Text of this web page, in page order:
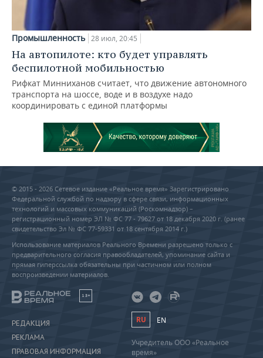
Промышленность 28 июл, 20:45
На автопилоте: кто будет управлять
беспилотной мобильностью
Рифкат Минниханов считает, что движение автономного
транспорта на шоссе, воде и в воздухе надо
координировать с единой платформы
© 2015 - 2026 Сетевое издание «Реальное время» Зарегистрировано
Федеральной службой по надзору в сфере связи, информационных
технологий и массовых коммуникаций (Роскомнадзор) –
регистрационный номер ЭЛ № ФС 77 - 79627 от 18 декабря 2020 г. (ранее
свидетельство Эл № ФС 77-59331 от 18 сентября 2014 г.)
Использование материалов Реального Времени разрешено только с
предварительного согласия правообладателей, упоминание сайта и
прямая гиперссылка обязательны при частичном или полном
воспроизведении материалов.
18+
РЕДАКЦИЯ
РЕКЛАМА
ПРАВОВАЯ ИНФОРМАЦИЯ
RU EN
Учредитель ООО «Реальное
время»